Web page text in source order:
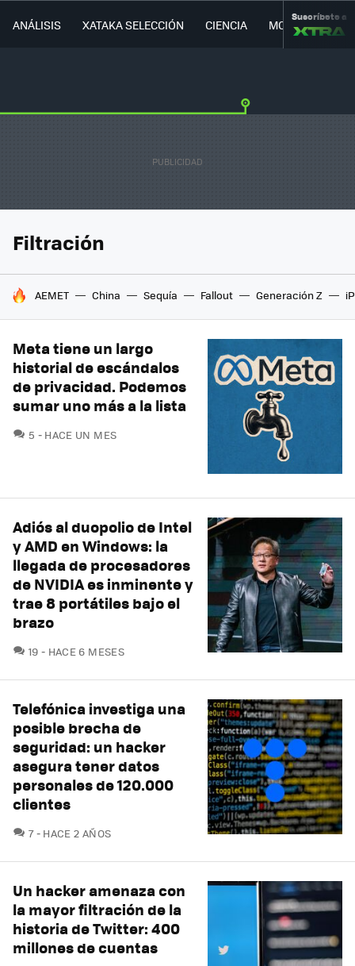
ANÁLISIS XATAKA SELECCIÓN CIENCIA MOVILIDAD
Suscríbete a
Filtración
HOY SE HABLA DE
AEMET China Sequía Fallout Generación Z
Meta tiene un largo
historial de escándalos
de privacidad. Podemos
sumar uno más a la lista
5 COMENTARIOS
HACE UN MES
Adiós al duopolio de Intel
y AMD en Windows: la
llegada de procesadores
de NVIDIA es inminente y
trae 8 portátiles bajo el
brazo
19 COMENTARIOS
HACE 6 MESES
Telefónica investiga una
posible brecha de
seguridad: un hacker
asegura tener datos
personales de 120.000
clientes
7COMENTARIOS
HACE 2 AÑOS
Un hacker amenaza con
la mayor filtración de la
historia de Twitter: 400
millones de cuentas